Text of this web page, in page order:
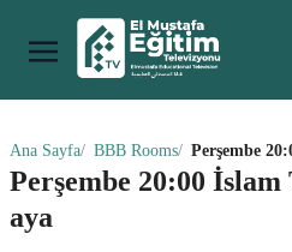
Ana Sayfa BBB Rooms Perşembe
Perşembe 20:00
aya